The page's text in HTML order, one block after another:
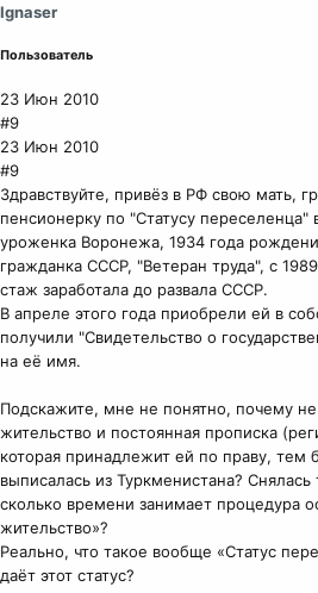
Ignaser
Пользователь
23 Июн 2010
#9
23 Июн 2010
#9
Здравствуйте, привёз в РФ свою мать,
пенсионерку по "Статусу переселенца"
уроженка Воронежа, 1934 года
гражданка СССР, "Ветеран труда", с
стаж заработала до развала СССР.
В апреле этого года приобрели ей в
получили "Свидетельство о
на её имя.
Подскажите, мне не понятно, почему
жительство и постоянная прописка
которая принадлежит ей по праву, тем
выписалась из Туркменистана?
сколько времени занимает процедура
жительство»?
Реально, что такое вообще «Статус
даёт этот статус?